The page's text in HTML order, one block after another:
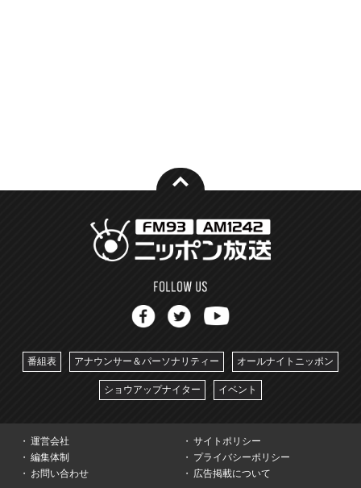
番組表 アナウンサー＆パーソナリティー オールナイトニッポン
ショウアップナイター イベント
運営会社
サイトポリシー
編集体制
プライバシーポリシー
お問い合わせ
広告掲載について